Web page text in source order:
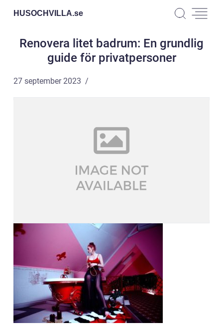
HUSOCHVILLA.se
Renovera litet badrum: En grundlig
guide för privatpersoner
27 september 2023